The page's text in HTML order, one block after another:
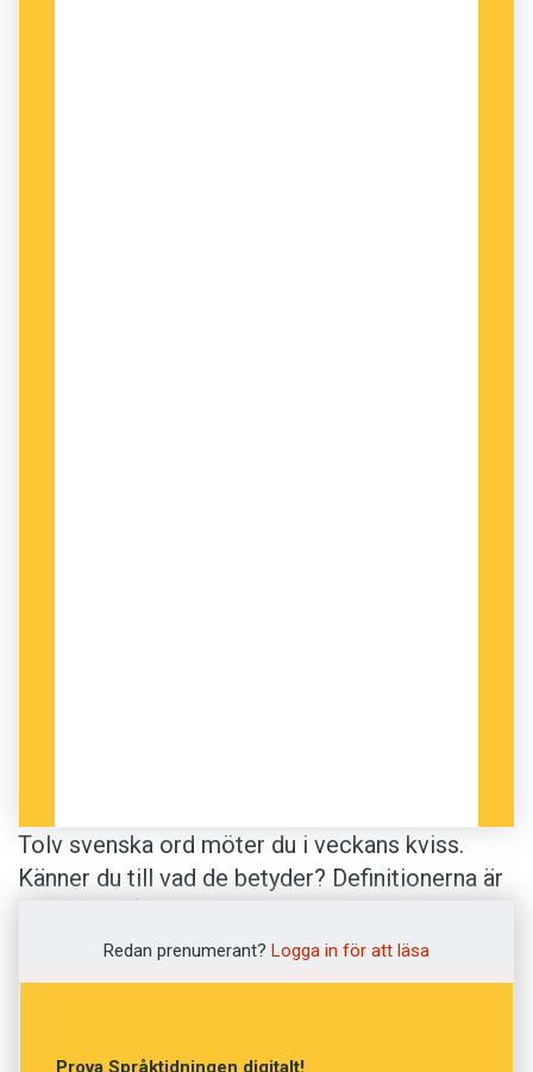
Tolv svenska ord möter du i veckans kviss.
Känner du till vad de betyder? Definitionerna är
Anders
Redan prenumerant? Logga in för att läsa
Prova Språktidningen digitalt!